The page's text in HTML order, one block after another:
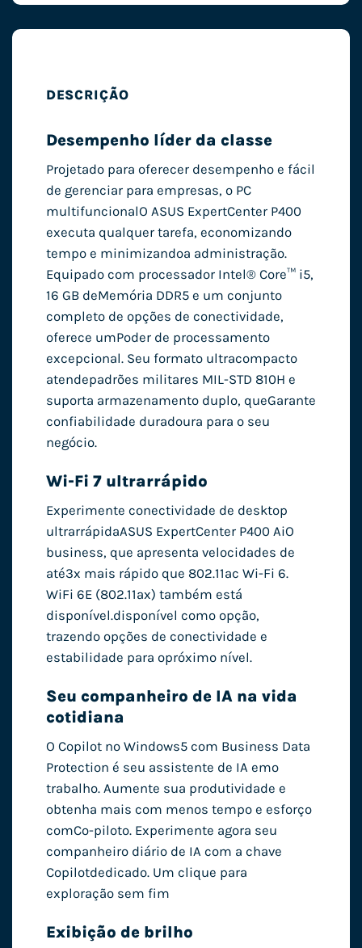
DESCRIÇÃO
Desempenho líder da classe
Projetado para oferecer desempenho e fácil
de gerenciar para empresas, o PC
multifuncionalO ASUS ExpertCenter P400
executa qualquer tarefa, economizando
tempo e minimizandoa administração.
Equipado com processador Intel® Core™ i5,
16 GB deMemória DDR5 e um conjunto
completo de opções de conectividade,
oferece umPoder de processamento
excepcional. Seu formato ultracompacto
atendepadrões militares MIL-STD 810H e
suporta armazenamento duplo, queGarante
confiabilidade duradoura para o seu
negócio.
Wi-Fi 7 ultrarrápido
Experimente conectividade de desktop
ultrarrápidaASUS ExpertCenter P400 AiO
business, que apresenta velocidades de
até3x mais rápido que 802.11ac Wi-Fi 6.
WiFi 6E (802.11ax) também está
disponível.disponível como opção,
trazendo opções de conectividade e
estabilidade para opróximo nível.
Seu companheiro de IA na vida
cotidiana
O Copilot no Windows5 com Business Data
Protection é seu assistente de IA emo
trabalho. Aumente sua produtividade e
obtenha mais com menos tempo e esforço
comCo-piloto. Experimente agora seu
companheiro diário de IA com a chave
Copilotdedicado. Um clique para
exploração sem fim
Exibição de brilho